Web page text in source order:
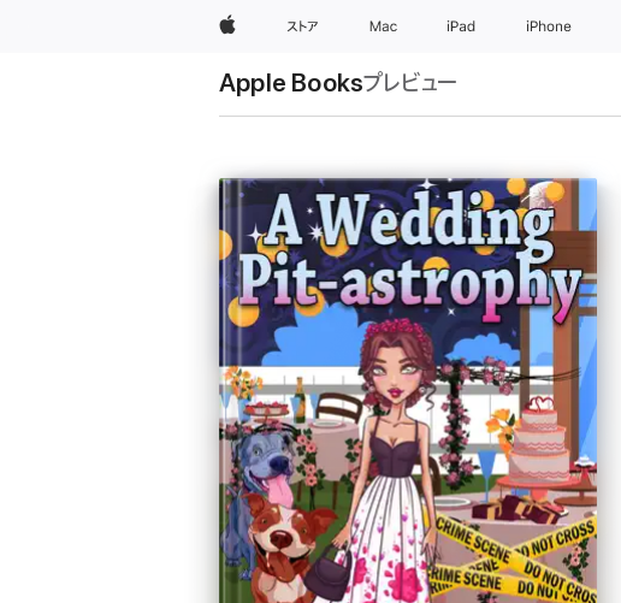
Appleストア Mac iPad iPhone
Apple Booksプレビュー